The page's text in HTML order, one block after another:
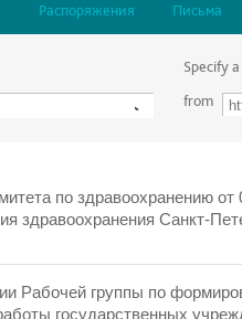
Распоряжения Письма
Specify
from
по здравоохранению
здравоохранения Санкт-
Рабочей группы по
государственных